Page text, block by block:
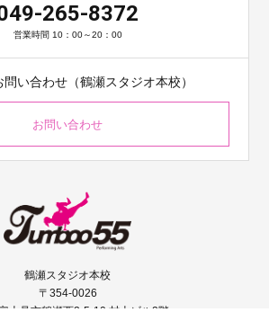
265-8372
営業時間 10：00～20：00
問い合わせ（鶴瀬スタジオ本校）
お問い合わせ
鶴瀬スタジオ本校
〒354-0026
士見市鶴瀬西2-5-10 村上ビル2階